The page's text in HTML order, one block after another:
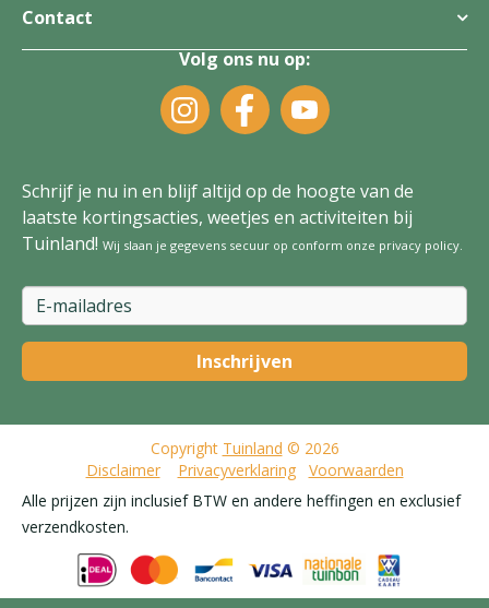
Contact
Volg ons nu op:
Schrijf je nu in en blijf altijd op de hoogte van de
laatste kortingsacties, weetjes en activiteiten bij
Tuinland! Wij slaan je gegevens secuur op conform onze privacy policy.
Copyright Tuinland © 2026
Disclaimer
Privacyverklaring
Voorwaarden
Alle prijzen zijn inclusief BTW en andere heffingen en exclusief
verzendkosten.